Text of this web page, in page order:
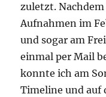
zuletzt.
Aufnahmen im
und sogar am
einmal per Mail
konnte ich am
Timeline und auf